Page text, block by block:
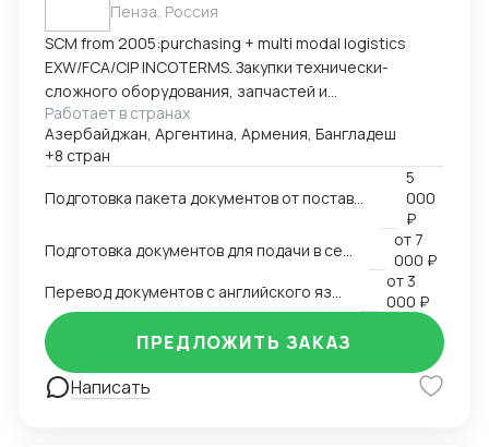
Пенза, Россия
SCM from 2005:purchasing + multi modal logistics
EXW/FCA/CIP INCOTERMS. Закупки технически-
сложного оборудования, запчастей и
комплектующих к нему.
Работает в странах
Азербайджан, Аргентина, Армения, Бангладеш
+8 стран
Подготовка пакета документов от поставщика на EXW, FCA, CIP
5
000
₽
от 7
000 ₽
от 3
000 ₽
Написать
ПРЕДЛОЖИТЬ ЗАКАЗ